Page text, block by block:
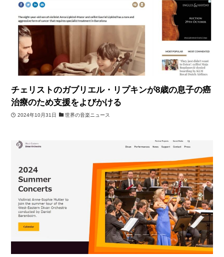
チェリストのガブリエル・リプキンが8歳の息子の癌
治療のため支援をよびかける
2024年10月31日 世界の音楽ニュース